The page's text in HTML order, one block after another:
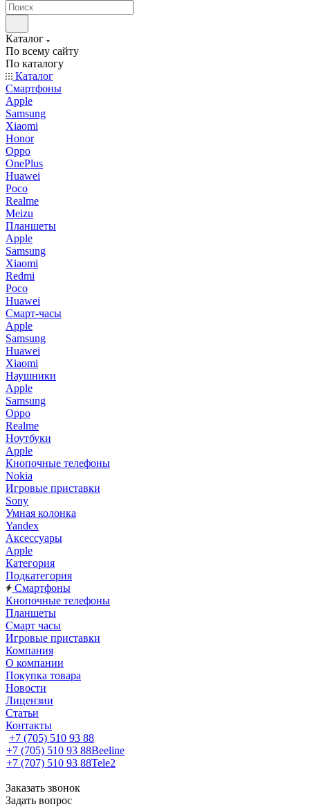
Каталог
По всему сайту
По каталогу
Каталог
Смартфоны
Apple
Samsung
Xiaomi
Honor
Oppo
OnePlus
Huawei
Poco
Realme
Meizu
Планшеты
Apple
Samsung
Xiaomi
Redmi
Poco
Huawei
Смарт-часы
Apple
Samsung
Huawei
Xiaomi
Наушники
Apple
Samsung
Oppo
Realme
Ноутбуки
Apple
Кнопочные телефоны
Nokia
Игровые приставки
Sony
Умная колонка
Yandex
Аксессуары
Apple
Категория
Подкатегория
Смартфоны
Кнопочные телефоны
Планшеты
Смарт часы
Игровые приставки
Компания
О компании
Покупка товара
Новости
Лицензии
Статьи
Контакты
+7 (705) 510 93 88
+7 (705) 510 93 88Beeline
+7 (707) 510 93 88Tele2
Заказать звонок
Задать вопрос